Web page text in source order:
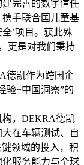
完善的数字信任
手联合国儿童基
’项目。获此殊
更是对我们秉持
德凯作为跨国企
验+中国洞察”的
，DEKRA德凯
在车辆测试、自
领域的投入，积
服务能力与全球